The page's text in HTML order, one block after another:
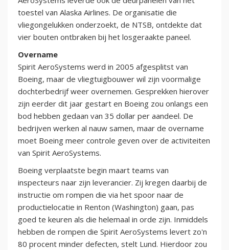
toestel van Alaska Airlines. De organisatie die
vliegongelukken onderzoekt, de NTSB, ontdekte dat
vier bouten ontbraken bij het losgeraakte paneel.
Overname
Spirit AeroSystems werd in 2005 afgesplitst van
Boeing, maar de vliegtuigbouwer wil zijn voormalige
dochterbedrijf weer overnemen. Gesprekken hierover
zijn eerder dit jaar gestart en Boeing zou onlangs een
bod hebben gedaan van 35 dollar per aandeel. De
bedrijven werken al nauw samen, maar de overname
moet Boeing meer controle geven over de activiteiten
van Spirit AeroSystems.
Boeing verplaatste begin maart teams van
inspecteurs naar zijn leverancier. Zij kregen daarbij de
instructie om rompen die via het spoor naar de
productielocatie in Renton (Washington) gaan, pas
goed te keuren als die helemaal in orde zijn. Inmiddels
hebben de rompen die Spirit AeroSystems levert zo'n
80 procent minder defecten, stelt Lund. Hierdoor zou